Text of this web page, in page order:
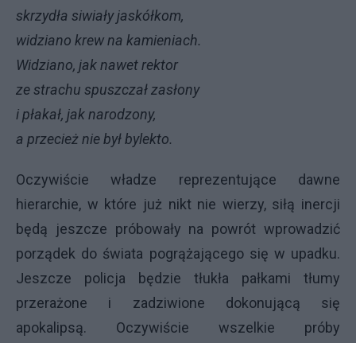
skrzydła siwiały jaskółkom,
widziano krew na kamieniach.
Widziano, jak nawet rektor
ze strachu spuszczał zasłony
i płakał, jak narodzony,
a przecież nie był bylekto.
Oczywiście władze reprezentujące dawne
hierarchie, w które już nikt nie wierzy, siłą inercji
będą jeszcze próbowały na powrót wprowadzić
porządek do świata pogrążającego się w upadku.
Jeszcze policja będzie tłukła pałkami tłumy
przerażone i zadziwione dokonującą się
apokalipsą. Oczywiście wszelkie próby